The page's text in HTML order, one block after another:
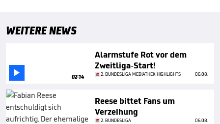
WEITERE NEWS
 02:14
Alarmstufe Rot vor dem
Zweitliga-Start!
2. BUNDESLIGA MEDIATHEK HIGHLIGHTS 06.08.
Reese bittet Fans um
Verzeihung
2. BUNDESLIGA 06.08.